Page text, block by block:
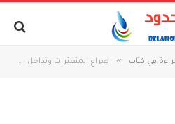
في كتاب » صراع المتغيّرات وتداخل السرديات في رواية «في الطريق إليك»